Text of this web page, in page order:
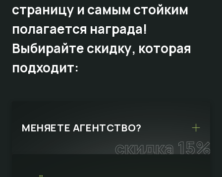
страницу и самым стойким
полагается награда!
Выбирайтескидку, которая
подходит:
скидка 15%
МЕНЯЕТЕ АГЕНТСТВО?